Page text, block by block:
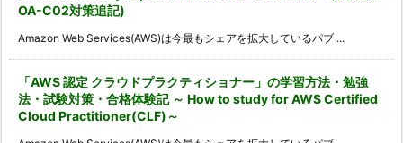
OA-C02対策追記)
Amazon Web Services(AWS)は今最もシェアを拡大しているパブ ...
「AWS 認定 クラウドプラクティショナー」の学習方法・勉強
法・試験対策・合格体験記 ～ How to study for AWS Certified
Cloud Practitioner(CLF)～